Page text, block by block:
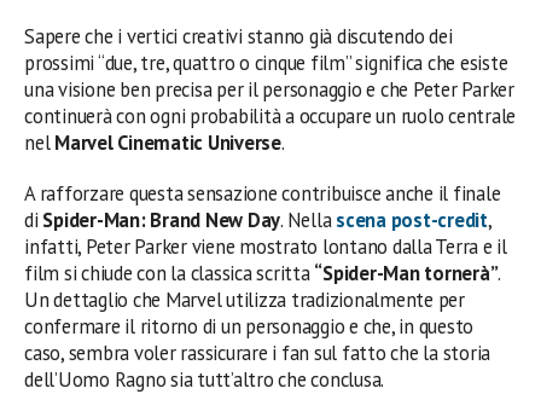
Sapere che i vertici creativi stanno già discutendo dei
prossimi “due, tre, quattro o cinque film” significa che esiste
una visione ben precisa per il personaggio e che Peter Parker
continuerà con ogni probabilità a occupare un ruolo centrale
nelMarvel Cinematic Universe.
A rafforzare questa sensazione contribuisce anche il finale
di Spider-Man: Brand New Day. Nellascena post-credit,
infatti, Peter Parker viene mostrato lontano dalla Terra e il
film si chiude con la classica scritta“Spider-Man tornerà”.
Un dettaglio che Marvel utilizza tradizionalmente per
confermare il ritorno di un personaggio e che, in questo
caso, sembra voler rassicurare i fan sul fatto che la storia
dell’Uomo Ragno sia tutt’altro che conclusa.